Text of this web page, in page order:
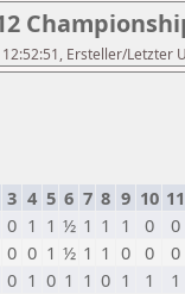
Ersteller/Letzter
3 4 5 6 7 8 9 10 11
0 1 1 ½ 1 1 1 0
0
0 0 1 ½ 1 1 0 0
0
0 1 0 1 1 0 1 1
1